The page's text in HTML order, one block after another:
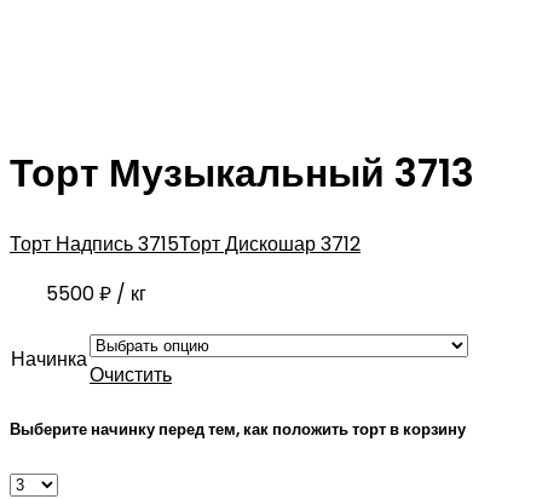
Торт Музыкальный 3713
Торт Надпись 3715Торт Дискошар 3712
5500₽ / кг
Начинка
Очистить
Выберите начинку перед тем, как положить торт в корзину